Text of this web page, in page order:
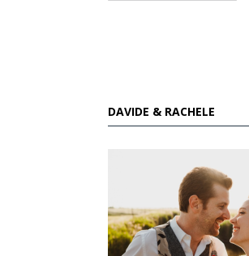
DAVIDE & RACHELE